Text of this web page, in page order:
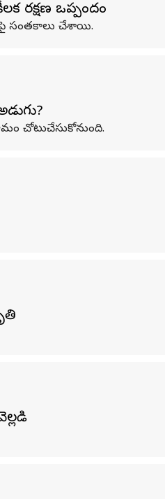
రక్షణ ఒప్పందం
సంతకాలు చేశాయి.
చోటుచేసుకోనుంది.